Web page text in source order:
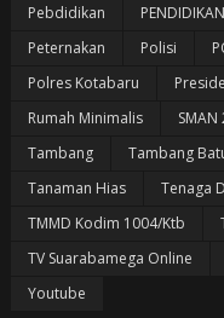
Pebdidikan
PENDIDIKAN
Peternakan
Polisi
Polres Kotabaru
Rumah Minimalis
Tambang
Tambang
Tanaman Hias
Tenaga
TMMD Kodim 1004/Ktb
TV Suarabamega Online
Youtube